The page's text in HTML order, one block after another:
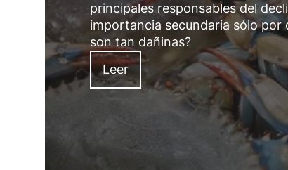
principales responsables del
importancia secundaria sólo por
son tan dañinas?
Leer